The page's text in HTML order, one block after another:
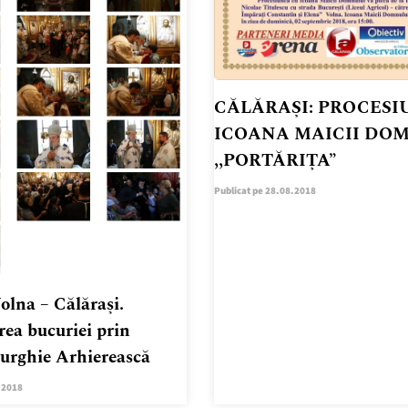
– Călărași.
bucuriei prin
Arhierească
CĂLĂRAȘI:
ICOANA MAICII
,,PORTĂRIȚA”
Publicat pe 28.08.2018